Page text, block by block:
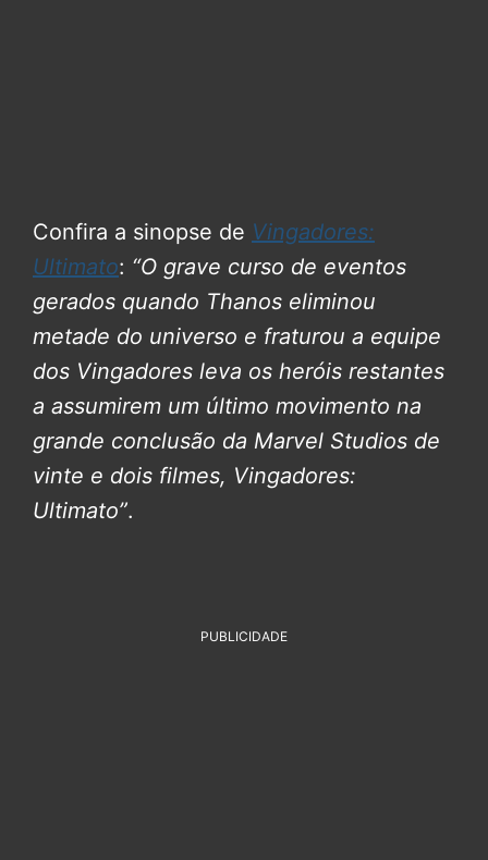
Confira a sinopse de Vingadores:
Ultimato: “O grave curso de eventos
gerados quando Thanos eliminou
metade do universo e fraturou a equipe
dos Vingadores leva os heróis restantes
a assumirem um último movimento na
grande conclusão da Marvel Studios de
vinte e dois filmes, Vingadores:
Ultimato”.
PUBLICIDADE